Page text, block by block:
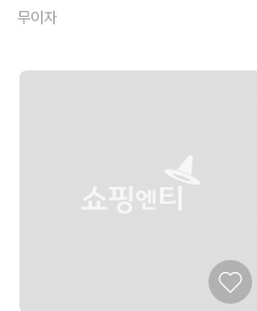
무이자